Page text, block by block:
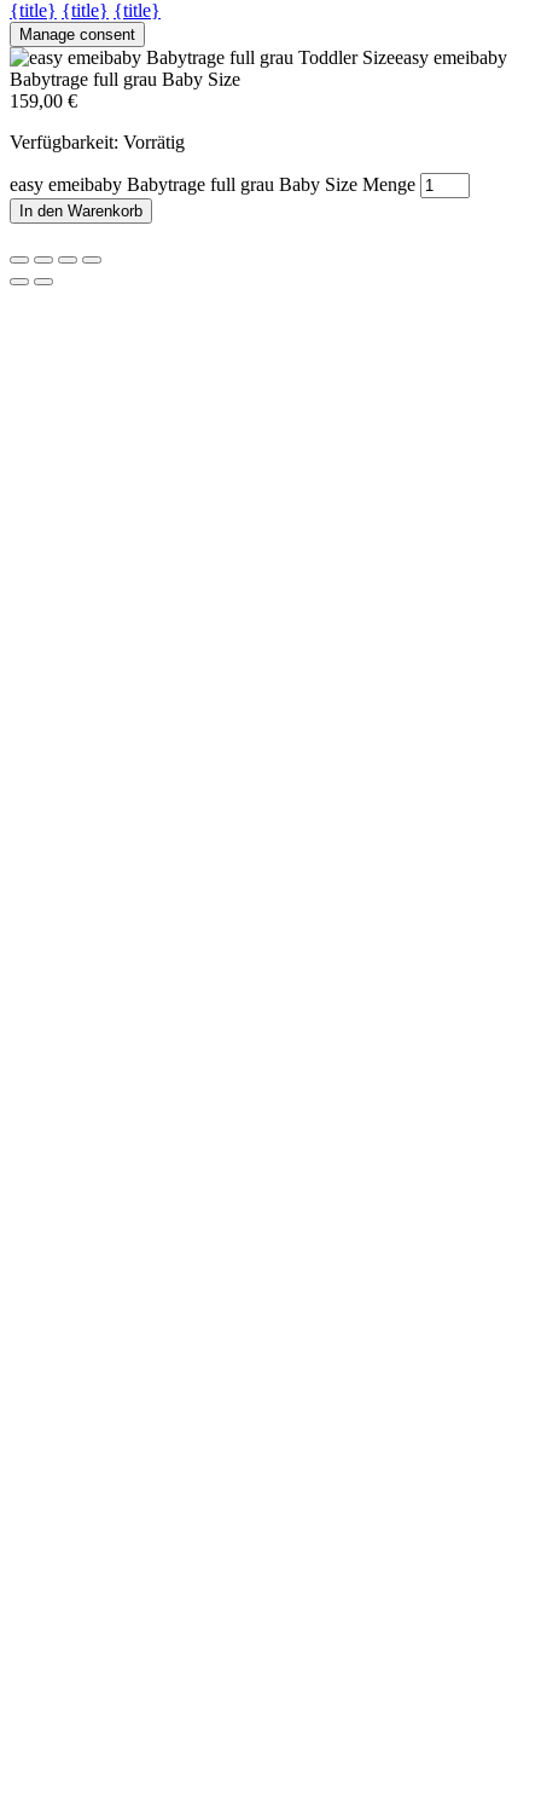
{title} {title} {title}
Manage consent
easy emeibaby
Babytrage full grau Baby Size
159,00 €
Verfügbarkeit: Vorrätig
easy emeibaby Babytrage full grau Baby Size Menge
In den Warenkorb